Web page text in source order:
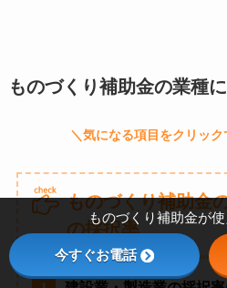
ものづくり補助金の業種
ものづくり補助金
の採択率
ものづくり補助金が
今すぐお電話